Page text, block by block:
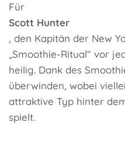
Für
Scott Hunter
, den Kapitän der New
„Smoothie-Ritual“ vor
heilig. Dank des
überwinden, wobei
attraktive Typ hinter
spielt.